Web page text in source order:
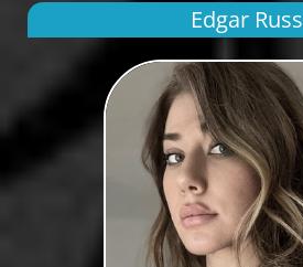
Edgar Russ